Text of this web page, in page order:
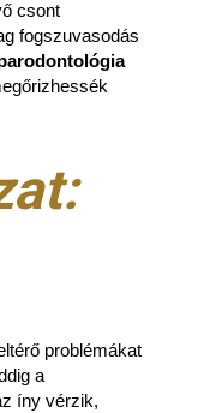
csont
fogszuvasodás
problémákat
a
íny vérzik,